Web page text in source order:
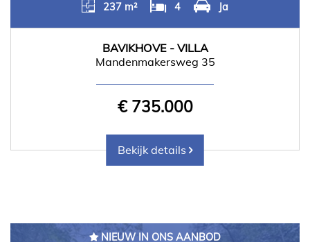
237 m² 4 Ja
BAVIKHOVE - VILLA
Mandenmakersweg 35
€ 735.000
Bekijk details
NIEUW IN ONS AANBOD